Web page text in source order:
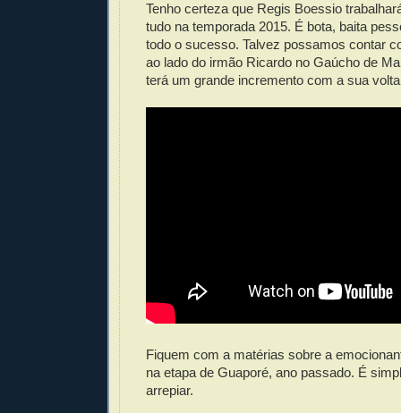
Tenho certeza que Regis Boessio
tudo na temporada 2015. É bota, baita
todo o sucesso. Talvez possamos contar
ao lado do irmão Ricardo no Gaúcho de
terá um grande incremento com a sua
Fiquem com a matérias sobre a
na etapa de Guaporé, ano passado. É
arrepiar.